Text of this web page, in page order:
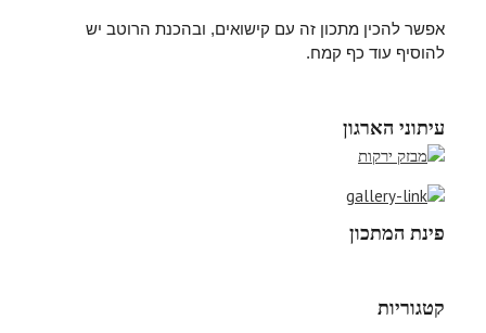
אפשר להכין מתכון זה עם קישואים, ובהכנת הרוטב יש
להוסיף עוד כף קמח.
עיתוני הארגון
פינת המתכון
קטגוריות